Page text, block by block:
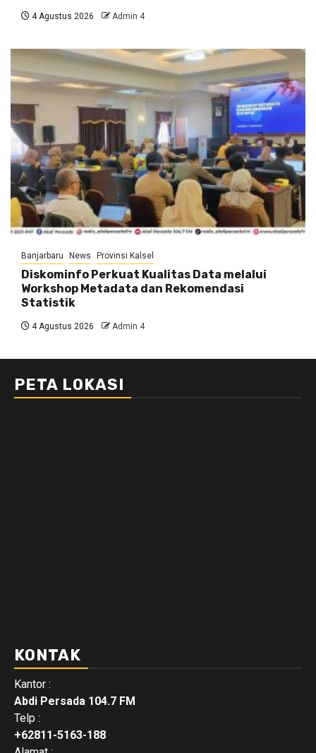
4 Agustus 2026 Admin 4
Banjarbaru News Provinsi Kalsel
Diskominfo Perkuat Kualitas Data melalui
Workshop Metadata dan Rekomendasi
Statistik
4 Agustus 2026 Admin 4
PETA LOKASI
KONTAK
Kantor :
Abdi Persada 104.7 FM
Telp :
+62811-5163-188